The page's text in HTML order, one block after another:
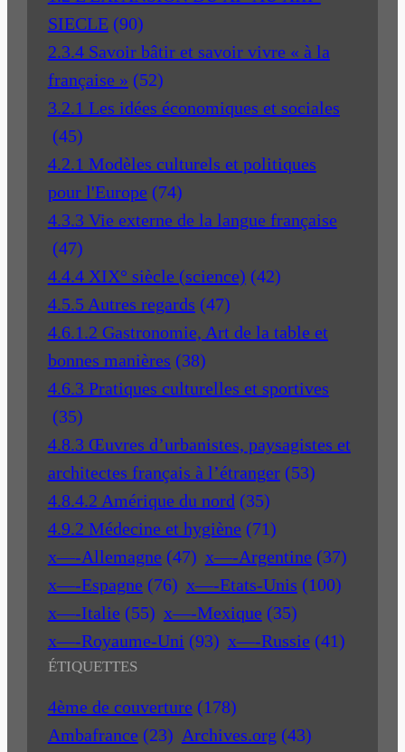
SIECLE (90)
2.3.4 Savoir bâtir et savoir vivre « à la
française » (52)
3.2.1 Les idées économiques et sociales
(45)
4.2.1 Modèles culturels et politiques
pour l'Europe (74)
4.3.3 Vie externe de la langue française
(47)
4.4.4 XIX° siècle (science) (42)
4.5.5 Autres regards (47)
4.6.1.2 Gastronomie, Art de la table et
bonnes manières (38)
4.6.3 Pratiques culturelles et sportives
(35)
4.8.3 Œuvres d’urbanistes, paysagistes et
architectes français à l’étranger (53)
4.8.4.2 Amérique du nord (35)
4.9.2 Médecine et hygiène (71)
x—-Allemagne (47) x—-Argentine (37)
x—-Espagne (76) x—-Etats-Unis (100)
x—-Italie (55) x—-Mexique (35)
x—-Royaume-Uni (93) x—-Russie (41)
ÉTIQUETTES
4ème de couverture (178)
Ambafrance (23) Archives.org (43)